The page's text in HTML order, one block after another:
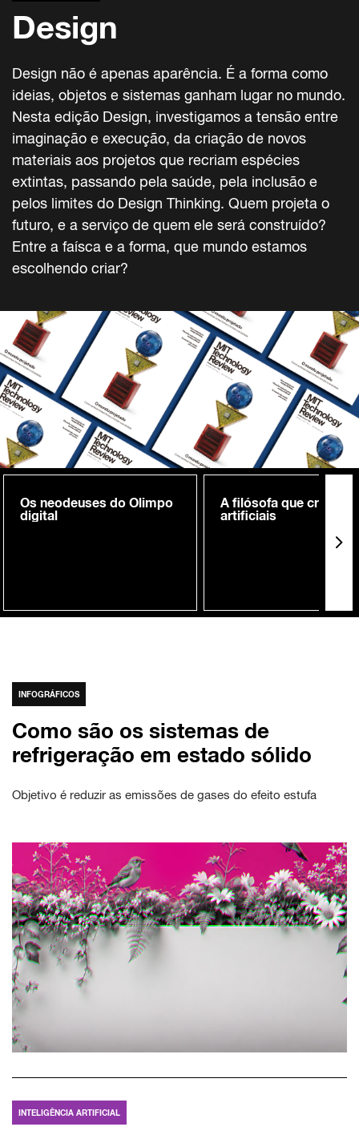
Design
Design não é apenas aparência. É a forma como
ideias, objetos e sistemas ganham lugar no mundo.
Nesta edição Design, investigamos a tensão entre
imaginação e execução, da criação de novos
materiais aos projetos que recriam espécies
extintas, passando pela saúde, pela inclusão e
pelos limites do Design Thinking. Quem projeta o
futuro, e a serviço de quem ele será construído?
Entre a faísca e a forma, que mundo estamos
escolhendo criar?
Os neodeuses do Olimpo
digital
A filósofa que cria
artificiais
INFOGRÁFICOS
Como são os sistemas de
refrigeração em estado sólido
Objetivo é reduzir as emissões de gases do efeito estufa
INTELIGÊNCIA ARTIFICIAL